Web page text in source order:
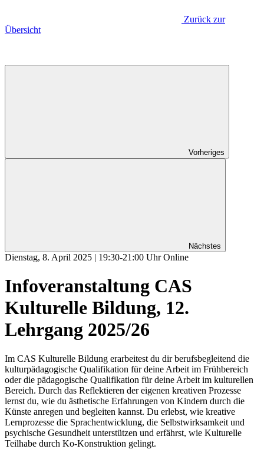
Zurück zur
Übersicht
Vorheriges
Nächstes
Dienstag, 8. April 2025 | 19:30-21:00 Uhr Online
Infoveranstaltung CAS
Kulturelle Bildung, 12.
Lehrgang 2025/26
Im CAS Kulturelle Bildung erarbeitest du dir berufsbegleitend die
kulturpädagogische Qualifikation für deine Arbeit im Frühbereich
oder die pädagogische Qualifikation für deine Arbeit im kulturellen
Bereich. Durch das Reflektieren der eigenen kreativen Prozesse
lernst du, wie du ästhetische Erfahrungen von Kindern durch die
Künste anregen und begleiten kannst. Du erlebst, wie kreative
Lernprozesse die Sprachentwicklung, die Selbstwirksamkeit und
psychische Gesundheit unterstützen und erfährst, wie Kulturelle
Teilhabe durch Ko-Konstruktion gelingt.